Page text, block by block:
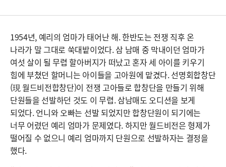
1954년, 예리의 엄마가 태어난 해. 한반도는 전쟁 직후 온
나라가 말 그대로 쑥대밭이었다. 삼 남매 중 막내이던 엄마가
여섯 살이 될 무렵 할아버지가 떠났고 혼자 세 아이를 키우기
힘에 부쳤던 할머니는 아이들을 고아원에 맡겼다. 선명회합창단
(現 월드비전합창단)이 전쟁 고아들로 합창단을 만들기 위해
단원들을 선발하던 것도 이 무렵. 삼남매도 오디션을 보게
되었다. 언니와 오빠는 선발 되었지만 합창단원이 되기에는
너무 어렸던 예리 엄마가 문제였다. 하지만 월드비전은 형제가
떨어질 수 없으니 예리 엄마까지 단원으로 선발하자는 결정을
했다.